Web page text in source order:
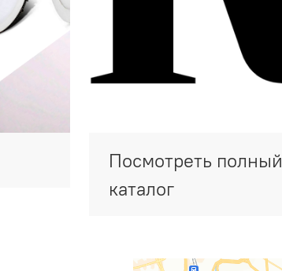
Посмотреть полный
каталог